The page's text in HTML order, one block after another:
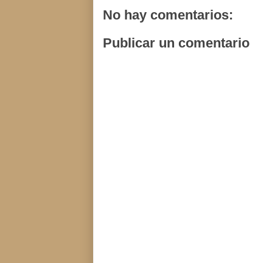
No hay comentarios:
Publicar un comentario